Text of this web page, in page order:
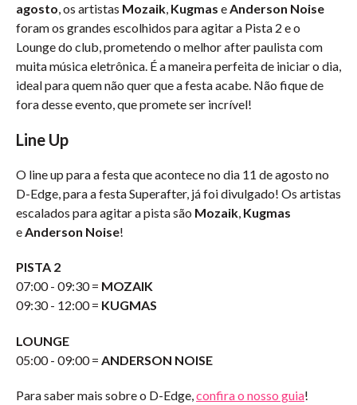
agosto, os artistas Mozaik, Kugmas eAnderson Noise
foram os grandes escolhidos para agitar a Pista 2 e o
Lounge do club, prometendo o melhor after paulista com
muita música eletrônica. É a maneira perfeita de iniciar o dia,
ideal para quem não quer que a festa acabe. Não fique de
fora desse evento, que promete ser incrível!
Line Up
O line up para a festa que acontece no dia 11 de agosto no
D-Edge, para a festa Superafter, já foi divulgado! Os artistas
escalados para agitar a pista são Mozaik, Kugmas
eAnderson Noise!
PISTA 2
07:00 - 09:30 = MOZAIK
09:30 - 12:00 = KUGMAS
LOUNGE
05:00 - 09:00 = ANDERSON NOISE
Para saber mais sobre o D-Edge,confira o nosso guia!